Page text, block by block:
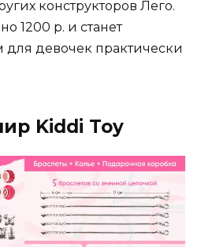
конструкторов Лего.
1200 р. и станет
девочек практически
Kiddi Toy